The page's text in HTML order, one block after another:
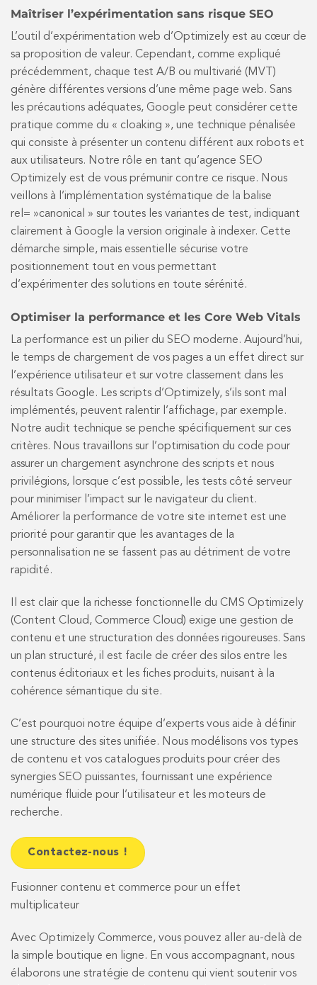
Maîtriser l’expérimentation sans risque SEO
L’outil d’expérimentation web d’Optimizely est au cœur de
sa proposition de valeur. Cependant, comme expliqué
précédemment, chaque test A/B ou multivarié (MVT)
génère différentes versions d’une même page web. Sans
les précautions adéquates, Google peut considérer cette
pratique comme du « cloaking », une technique pénalisée
qui consiste à présenter un contenu différent aux robots et
aux utilisateurs. Notre rôle en tant qu’agence SEO
Optimizely est de vous prémunir contre ce risque. Nous
veillons à l’implémentation systématique de la balise
rel= »canonical » sur toutes les variantes de test, indiquant
clairement à Google la version originale à indexer. Cette
démarche simple, mais essentielle sécurise votre
positionnement tout en vous permettant
d’expérimenter des solutions en toute sérénité.
Optimiser la performance et les Core Web Vitals
La performance est un pilier du SEO moderne. Aujourd’hui,
le temps de chargement de vos pages a un effet direct sur
l’expérience utilisateur et sur votre classement dans les
résultats Google. Les scripts d’Optimizely, s’ils sont mal
implémentés, peuvent ralentir l’affichage, par exemple.
Notre audit technique se penche spécifiquement sur ces
critères. Nous travaillons sur l’optimisation du code pour
assurer un chargement asynchrone des scripts et nous
privilégions, lorsque c’est possible, les tests côté serveur
pour minimiser l’impact sur le navigateur du client.
Améliorer la performance de votre site internet est une
priorité pour garantir que les avantages de la
personnalisation ne se fassent pas au détriment de votre
rapidité.
Il est clair que la richesse fonctionnelle du CMS Optimizely
(Content Cloud, Commerce Cloud) exige une gestion de
contenu et une structuration des données rigoureuses. Sans
un plan structuré, il est facile de créer des silos entre les
contenus éditoriaux et les fiches produits, nuisant à la
cohérence sémantique du site.
C’est pourquoi notre équipe d’experts vous aide à définir
une structure des sites unifiée. Nous modélisons vos types
de contenu et vos catalogues produits pour créer des
synergies SEO puissantes, fournissant une expérience
numérique fluide pour l’utilisateur et les moteurs de
recherche.
Contactez-nous !
Fusionner contenu et commerce pour un effet
multiplicateur
Avec Optimizely Commerce, vous pouvez aller au-delà de
la simple boutique en ligne. En vous accompagnant, nous
élaborons une stratégie de contenu qui vient soutenir vos